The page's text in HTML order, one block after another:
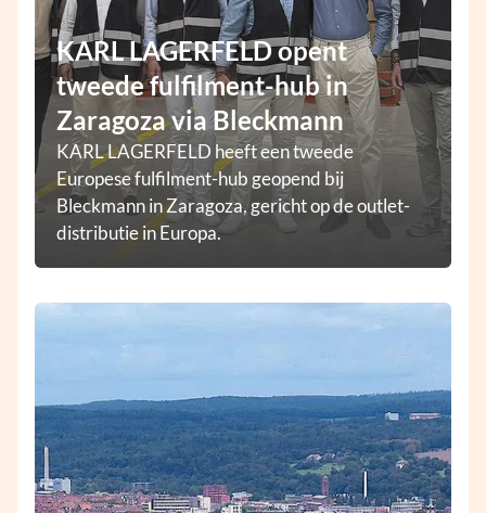
KARL LAGERFELD opent
tweede fulfilment-hub in
Zaragoza via Bleckmann
KARL LAGERFELD heeft een tweede
Europese fulfilment-hub geopend bij
Bleckmann in Zaragoza, gericht op de outlet-
distributie in Europa.